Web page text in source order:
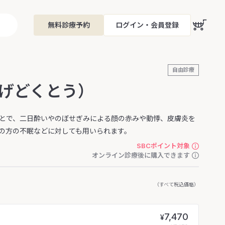
無料診療予約 ログイン・会員登録
自由診療
どくとう）
で、二日酔いやのぼせぎみによる顔の赤みや動悸、皮膚炎を
の不眠などに対しても用いられます。
SBCポイント対象
オンライン診療後に購入できます
（すべて税込価格）
¥7,470